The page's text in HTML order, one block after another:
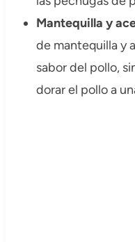
Mantequilla y
de mantequilla y
sabor del pollo,
dorar el pollo a